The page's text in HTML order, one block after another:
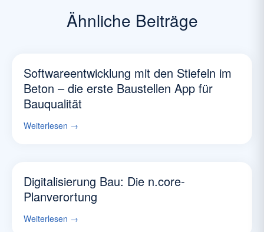
Ähnliche Beiträge
Softwareentwicklung mit den Stiefeln im
Beton – die erste Baustellen App für
Bauqualität
Weiterlesen →
Digitalisierung Bau: Die n.core-
Planverortung
Weiterlesen →